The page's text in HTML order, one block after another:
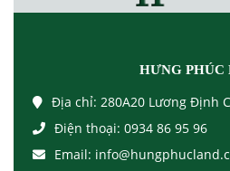
HƯNG PHÚC
Địa chỉ: 280A20 Lương Định
Điện thoại: 0934 86 95 96
Email: